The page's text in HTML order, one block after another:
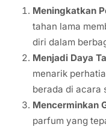
Meningkatkan
tahan lama
diri dalam
Menjadi Daya
menarik
berada di acara
Mencerminkan
parfum yang